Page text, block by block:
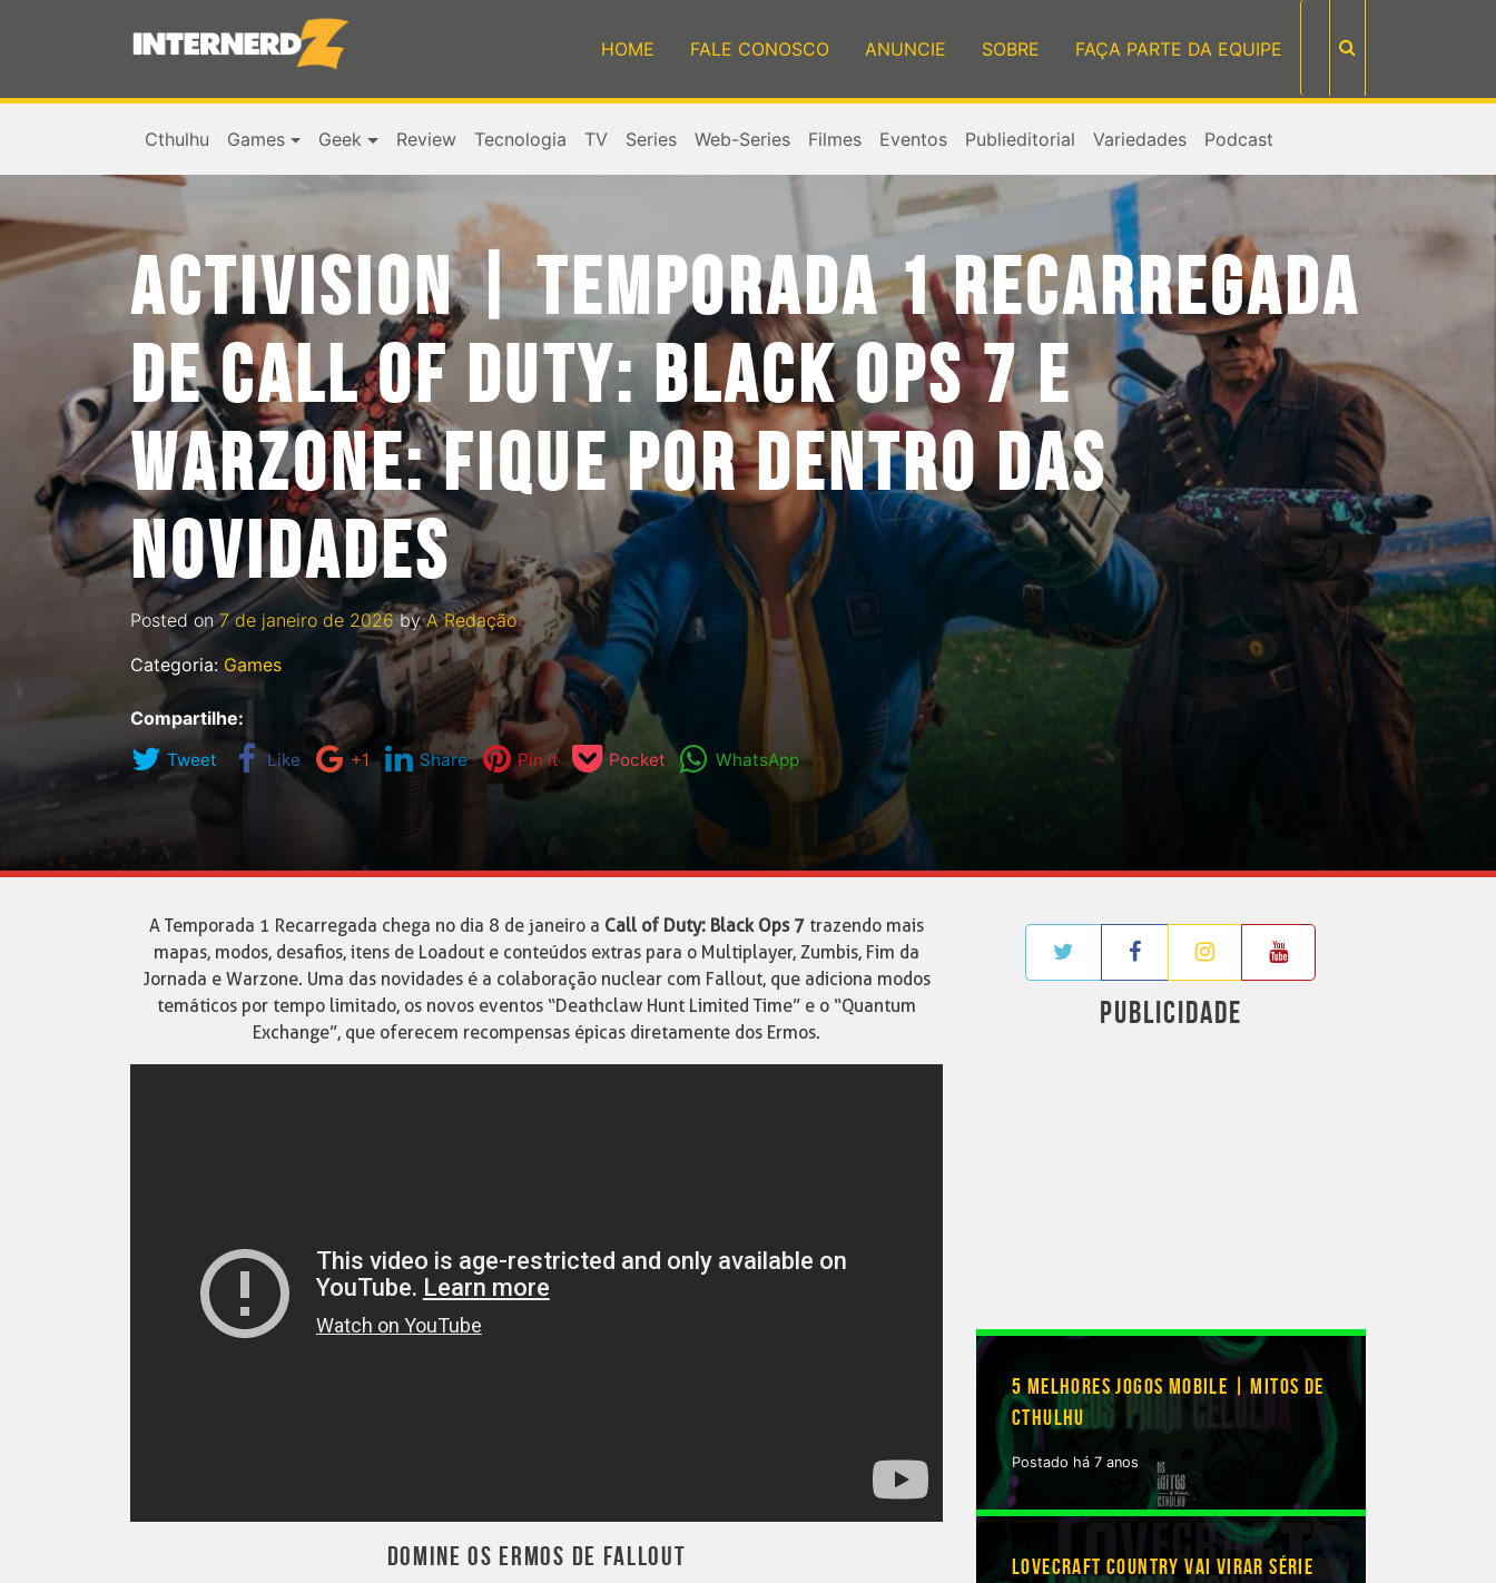
HOME FALE CONOSCO ANUNCIE SOBRE FAÇA PARTE DA EQUIPE
Cthulhu Games Geek Review Tecnologia TV Series Web-Series Filmes Eventos Publieditorial Variedades Podcast
ACTIVISION | TEMPORADA 1 RECARREGADA
DE CALL OF DUTY: BLACK OPS 7 E
WARZONE: FIQUE POR DENTRO DAS
NOVIDADES
Posted on7 de janeiro de 2026byA Redação
Categoria: Games
Compartilhe:
Tweet Like +1 Share Pin it Pocket WhatsApp
A Temporada 1 Recarregada chega no dia 8 de janeiro a Call of Duty: Black Ops 7 trazendo mais
mapas, modos, desafios, itens de Loadout e conteúdos extras para o Multiplayer, Zumbis, Fim da
Jornada e Warzone. Uma das novidades é a colaboração nuclear com Fallout, que adiciona modos
temáticos por tempo limitado, os novos eventos “Deathclaw Hunt Limited Time” e o “Quantum
Exchange”, que oferecem recompensas épicas diretamente dos Ermos.
DOMINE OS ERMOS DE FALLOUT
PUBLICIDADE
5 MELHORES JOGOS MOBILE | MITOS DE
CTHULHU
Postado há 7 anos
LOVECRAFT COUNTRY VAI VIRAR SÉRIE